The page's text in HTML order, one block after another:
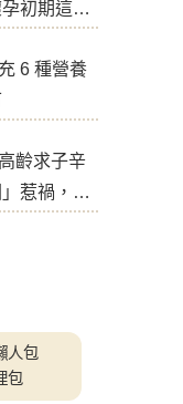
初期這樣
6 種營養
齡求子辛
惹禍，醫
人包
包